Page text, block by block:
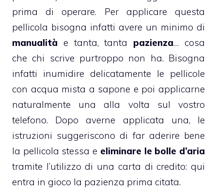
prima di operare. Per applicare questa
pellicola bisogna infatti avere un minimo di
manualità e tanta, tanta pazienza… cosa
che chi scrive purtroppo non ha. Bisogna
infatti inumidire delicatamente le pellicole
con acqua mista a sapone e poi applicarne
naturalmente una alla volta sul vostro
telefono. Dopo averne applicata una, le
istruzioni suggeriscono di far aderire bene
la pellicola stessa e eliminare le bolle d’aria
tramite l’utilizzo di una carta di credito: qui
entra in gioco la pazienza prima citata.